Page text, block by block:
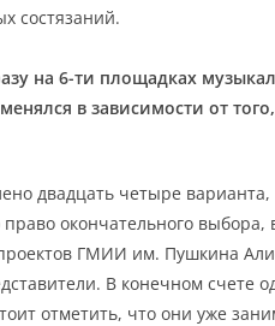
состязаний.
на 6-ти площадках
в зависимости от
двадцать четыре
окончательного выбора,
проектов ГМИИ им. Пушкина
В конечном счете
отметить, что они уже